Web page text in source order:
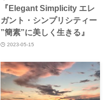
『Elegant Simplicity エレ
ガント・シンプリシティー
”簡素”に美しく生きる』
2023-05-15